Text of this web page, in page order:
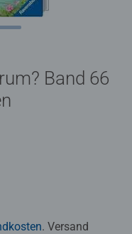
Band 66
. Versand